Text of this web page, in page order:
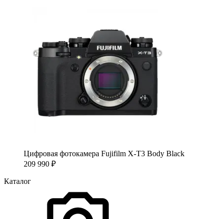
Цифровая фотокамера Fujifilm X-T3 Body Black
209 990 ₽
Каталог